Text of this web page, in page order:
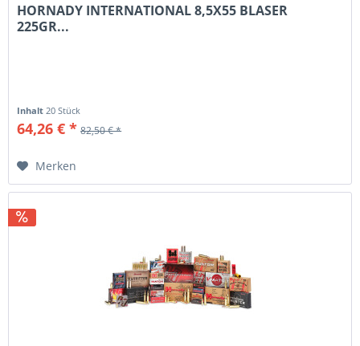
HORNADY INTERNATIONAL 8,5X55 BLASER
225GR...
Inhalt 20 Stück
64,26 € * 82,50 € *
Merken